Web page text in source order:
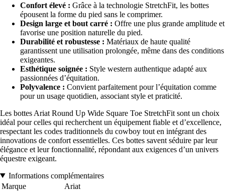
Confort élevé : Grâce à la technologie StretchFit, les bottes
épousent la forme du pied sans le comprimer.
Design large et bout carré : Offre une plus grande amplitude et
favorise une position naturelle du pied.
Durabilité et robustesse : Matériaux de haute qualité
garantissent une utilisation prolongée, même dans des conditions
exigeantes.
Esthétique soignée : Style western authentique adapté aux
passionnées d’équitation.
Polyvalence : Convient parfaitement pour l’équitation comme
pour un usage quotidien, associant style et praticité.
Les bottes Ariat Round Up Wide Square Toe StretchFit sont un choix
idéal pour celles qui recherchent un équipement fiable et d’excellence,
respectant les codes traditionnels du cowboy tout en intégrant des
innovations de confort essentielles. Ces bottes savent séduire par leur
élégance et leur fonctionnalité, répondant aux exigences d’un univers
équestre exigeant.
Informations complémentaires
Marque
Ariat